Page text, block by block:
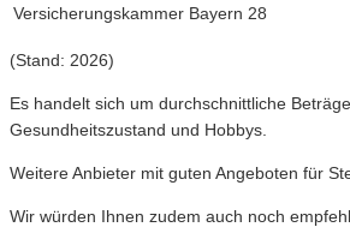
Versicherungskammer Bayern 28
(Stand: 2026)
Es handelt sich um durchschnittliche
Gesundheitszustand und Hobbys.
Weitere Anbieter mit guten Angeboten für
Wir würden Ihnen zudem auch noch